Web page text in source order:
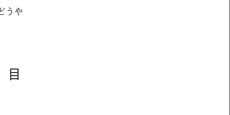
うや
目